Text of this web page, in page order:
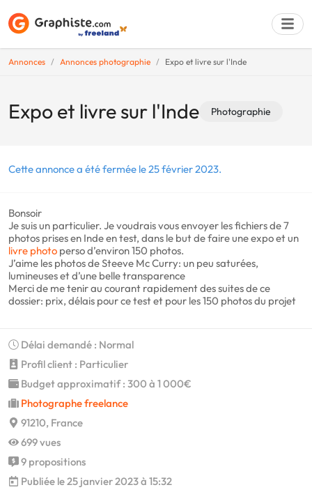
Annonces Annonces photographie Expo et livre sur l'Inde
Expo et livre sur l'Inde Photographie
Cette annonce a été fermée le 25 février 2023.
Bonsoir
Je suis un particulier. Je voudrais vous envoyer les fichiers de 7
photos prises en Inde en test, dans le but de faire une expo et un
livre photo perso d’environ 150 photos.
J’aime les photos de Steeve Mc Curry: un peu saturées,
lumineuses et d’une belle transparence
Merci de me tenir au courant rapidement des suites de ce
dossier: prix, délais pour ce test et pour les 150 photos du projet
Délai demandé : Normal
Profil client : Particulier
Budget approximatif : 300 à 1 000€
Photographe freelance
91210, France
699 vues
9 propositions
Publiée le 25 janvier 2023 à 15:32